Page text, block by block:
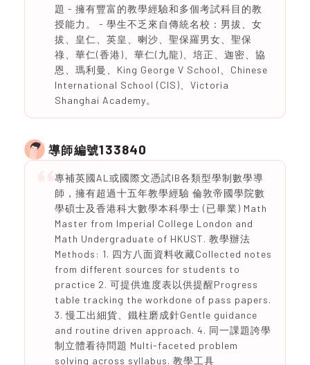
題 - 擁有豐富的教學經驗和多個考試科目的教
授能力。 - 學生不乏來自傳統名校：男拔、女
拔、皇仁、英皇、喇沙、聖保羅男女、聖保
祿、華仁(香港)、華仁(九龍)、培正、迦密、協
恩、瑪利曼、King George V School、Chinese
International School (CIS)、Victoria
Shanghai Academy。
導師編號133840
專補英國AL或國際文憑試IB各類型學制數學導
師，擁有超過十五年教學經驗 倫敦帝國學院數
學碩士及香港科大數學本科學士 (已畢業) Math
Master from Imperial College London and
Math Undergraduate of HKUST. 教學辦法
Methods: 1. 四方八面資料收藏Collected notes
from different sources for students to
practice 2. 可提供進度表以供提醒Progress
table tracking the workdone of pass papers.
3. 慢工出細貨、鐵柱磨成針Gentle guidance
and routine driven approach. 4. 同一課題誇學
制立體看待問題 Multi-faceted problem
solving across syllabus. 教學工具